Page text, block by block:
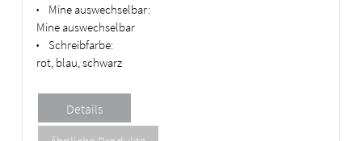
•
Mine auswechselbar:
Mine auswechselbar
•
Schreibfarbe:
rot, blau, schwarz